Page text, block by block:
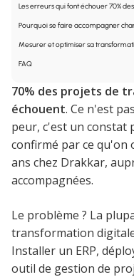
Les erreurs qui font échouer 70%
Pourquoi se faire accompagner
Mesurer et optimiser sa
FAQ
70% des projets de
échouent. Ce n'est
peur, c'est un constat
confirmé par ce qu'on
ans chez Drakkar,
accompagnées.
Le problème ? La
transformation
Installer un ERP,
outil de gestion de